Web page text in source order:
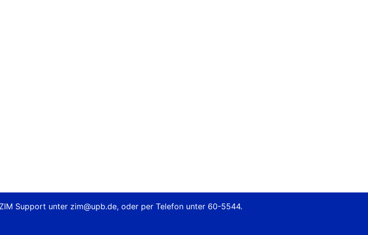
Support unter zim@upb.de, oder per Telefon unter 60-5544.